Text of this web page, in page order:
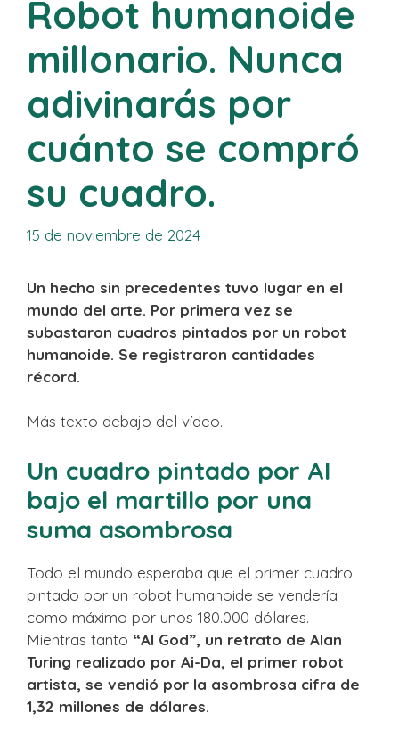
Robot humanoide
millonario. Nunca
adivinarás por
cuánto se compró
su cuadro.
15 de noviembre de 2024
Un hecho sin precedentes tuvo lugar en el
mundo del arte. Por primera vez se
subastaron cuadros pintados por un robot
humanoide. Se registraron cantidades
récord.
Más texto debajo del vídeo.
Un cuadro pintado por AI
bajo el martillo por una
suma asombrosa
Todo el mundo esperaba que el primer cuadro
pintado por un robot humanoide se vendería
como máximo por unos 180.000 dólares.
Mientras tanto “AI God”, un retrato de Alan
Turing realizado por Ai-Da, el primer robot
artista, se vendió por la asombrosa cifra de
1,32 millones de dólares.